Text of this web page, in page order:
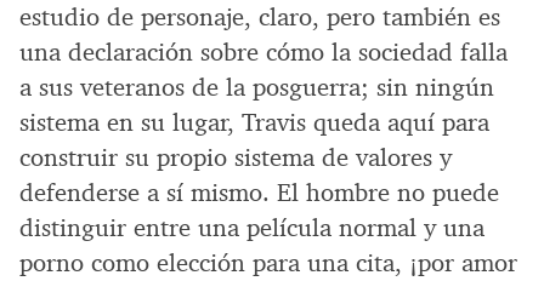
estudio de personaje, claro, pero también es
una declaración sobre cómo la sociedad falla
a sus veteranos de la posguerra; sin ningún
sistema en su lugar, Travis queda aquí para
construir su propio sistema de valores y
defenderse a sí mismo. El hombre no puede
distinguir entre una película normal y una
porno como elección para una cita, ¡por amor